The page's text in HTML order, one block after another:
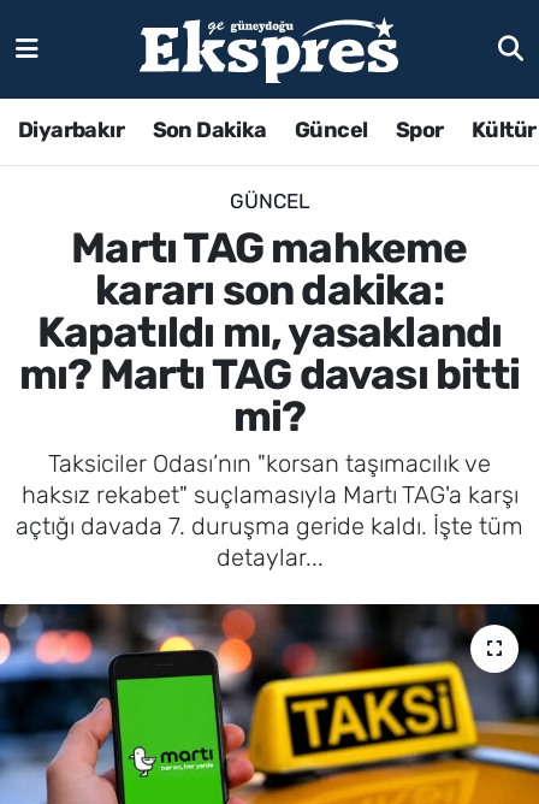
Diyarbakır Son Dakika Güncel Spor
GÜNCEL
Martı TAG mahkeme
kararı son dakika:
Kapatıldı mı, yasaklandı
mı? Martı TAG davası bitti
mi?
Taksiciler Odası’nın "korsan taşımacılık ve
haksız rekabet" suçlamasıyla Martı TAG'a karşı
açtığı davada 7. duruşma geride kaldı. İşte tüm
detaylar...